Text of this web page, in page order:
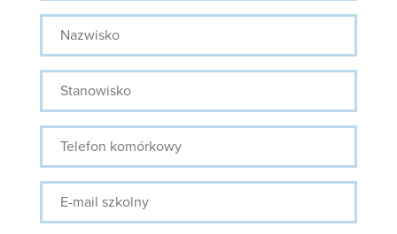
Nazwisko
Stanowisko
Telefon
komórkowy
E-
mail
szkolny